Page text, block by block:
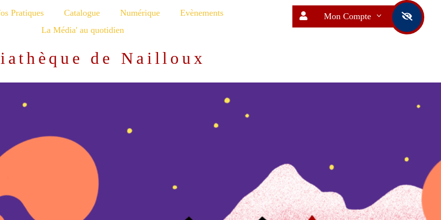
Pratiques Catalogue Numérique
Evènements
La Média' au quotidien
de Nailloux
Mon Compte